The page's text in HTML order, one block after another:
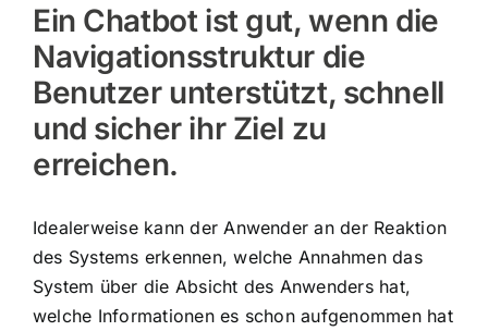
Ein Chatbot ist gut, wenn die
Navigationsstruktur die
Benutzer unterstützt, schnell
und sicher ihr Ziel zu
erreichen.
Idealerweise kann der Anwender an der Reaktion
des Systems erkennen, welche Annahmen das
System über die Absicht des Anwenders hat,
welche Informationen es schon aufgenommen hat